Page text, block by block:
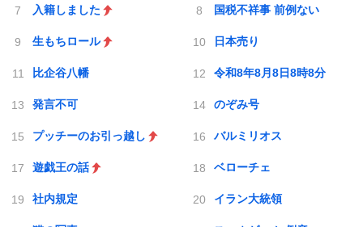
入籍しました 国税不祥事 前例ない
生もちロール 日本売り
比企谷八幡 令和8年8月8日8時8分
発言不可 のぞみ号
プッチーのお引っ越し バルミリオス
遊戯王の話 ベローチェ
社内規定 イラン大統領